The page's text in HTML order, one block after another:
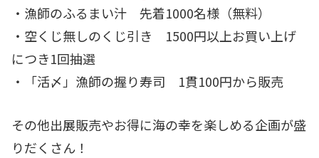
・漁師のふるまい汁 先着1000名様（無料）
・空くじ無しのくじ引き 1500円以上お買い上げ
につき1回抽選
・「活〆」漁師の握り寿司 1貫100円から販売
その他出展販売やお得に海の幸を楽しめる企画が盛
りだくさん！